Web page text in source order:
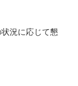
況に応じて懇